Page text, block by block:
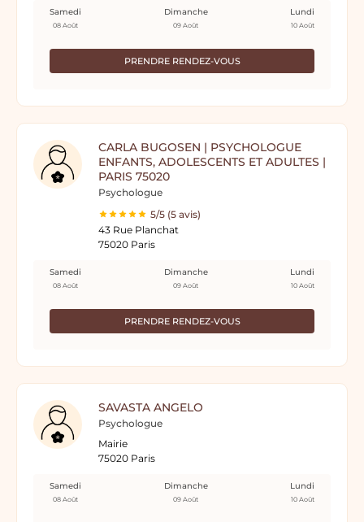
PRENDRE RENDEZ-VOUS
Samedi
08 Août
Dimanche
09 Août
Lundi
10 Août
CARLA BUGOSEN | PSYCHOLOGUE
ENFANTS, ADOLESCENTS ET ADULTES |
PARIS 75020
Psychologue
5/5 (5 avis)
43 Rue Planchat
75020 Paris
PRENDRE RENDEZ-VOUS
Samedi
08 Août
Dimanche
09 Août
Lundi
10 Août
SAVASTA ANGELO
Psychologue
Mairie
75020 Paris
Samedi
08 Août
Dimanche
09 Août
Lundi
10 Août